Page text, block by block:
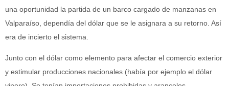
una oportunidad la partida de un barco cargado de manzanas en
Valparaíso, dependía del dólar que se le asignara a su retorno. Así
era de incierto el sistema.
Junto con el dólar como elemento para afectar el comercio exterior
y estimular producciones nacionales (había por ejemplo el dólar